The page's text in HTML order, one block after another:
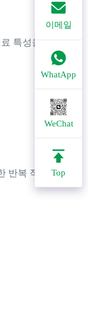
이메일
WhatApp
WeChat
Top
특성을
반복 작